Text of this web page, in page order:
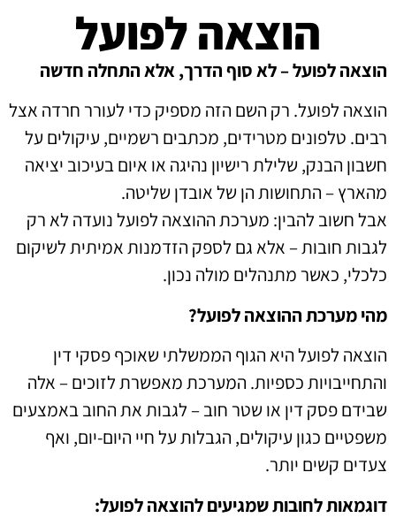
הוצאה לפועל
הוצאה לפועל – לא סוף הדרך, אלא התחלה חדשה
הוצאה לפועל. רק השם הזה מספיק כדי לעורר חרדה אצל
רבים. טלפונים מטרידים, מכתבים רשמיים, עיקולים על
חשבון הבנק, שלילת רישיון נהיגה או איום בעיכוב יציאה
מהארץ – התחושות הן של אובדן שליטה.
אבל חשוב להבין: מערכת ההוצאה לפועל נועדה לא רק
לגבות חובות – אלא גם לספק הזדמנות אמיתית לשיקום
כלכלי, כאשר מתנהלים מולה נכון.
מהי מערכת ההוצאה לפועל?
הוצאה לפועל היא הגוף הממשלתי שאוכף פסקי דין
והתחייבויות כספיות. המערכת מאפשרת לזוכים – אלה
שבידם פסק דין או שטר חוב – לגבות את החוב באמצעים
משפטיים כגון עיקולים, הגבלות על חיי היום-יום, ואף
צעדים קשים יותר.
דוגמאות לחובות שמגיעים להוצאה לפועל: